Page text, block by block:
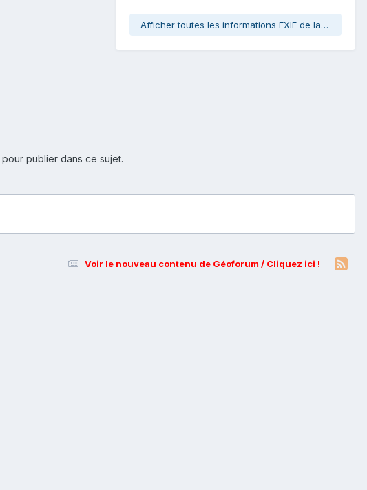
Afficher toutes les informations EXIF de la photo
pour publier dans ce sujet.
Voir le nouveau contenu de Géoforum / Cliquez ici !